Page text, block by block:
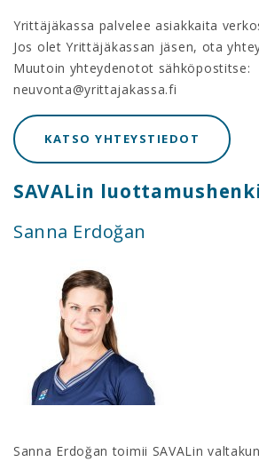
Yrittäjäkassa palvelee asiakkaita
Jos olet Yrittäjäkassan jäsen, ota
Muutoin yhteydenotot sähköpostitse:
neuvonta@yrittajakassa.fi
KATSO YHTEYSTIEDOT
SAVALin
Sanna Erdoğan
Sanna Erdoğan toimii SAVALin